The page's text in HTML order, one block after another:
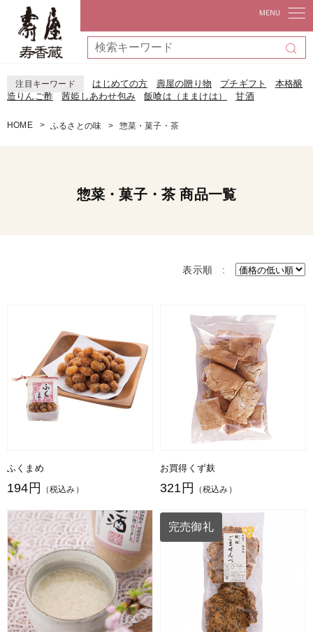
注目キーワード はじめての方 壽屋の贈り物 プチギフト
本格醸
造りんご酢
茜姫しあわせ包み 飯喰は（ままけは） 甘酒
HOME ふるさとの味 惣菜・菓子・茶
惣菜・菓子・茶 商品一覧
表示順 :
ふくまめ
194円 （税込み）
お買得くず麸
321円 （税込み）
完売御礼